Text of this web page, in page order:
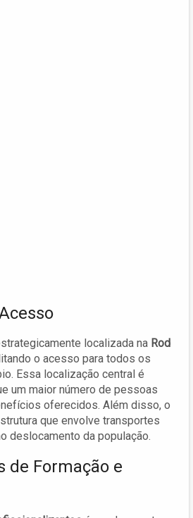
localizada na Rod
o acesso para todos os
Essa localização central é
um maior número de pessoas
oferecidos. Além disso, o
que envolve transportes
deslocamento da população.
de Formação e